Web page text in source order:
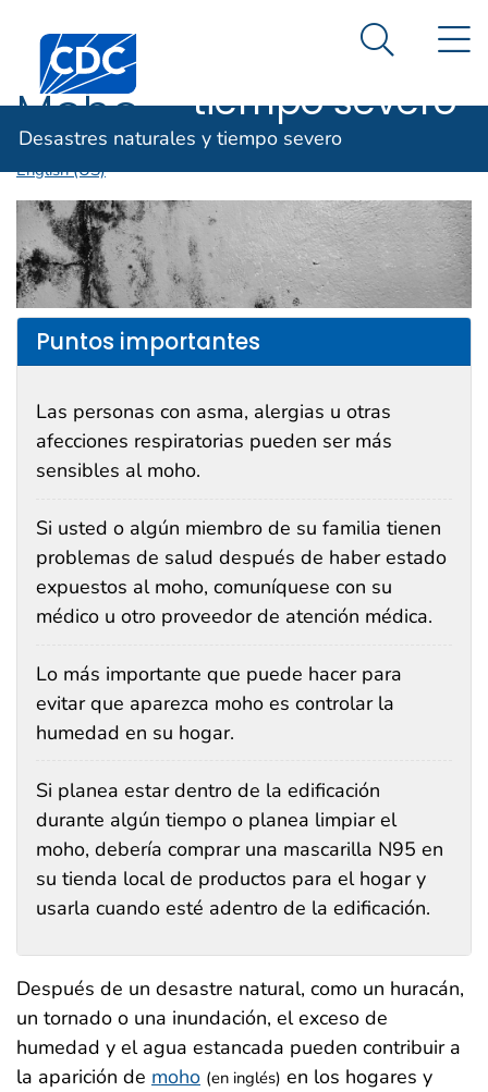
Así es como usted puede verificarlo
Centros para el Control y la Prevención de
Desastres
naturales y
tiempo severo
Search
Desastres naturales y tiempo severo
Moho
English (US)
Puntos importantes
Las personas con asma, alergias u otras
afecciones respiratorias pueden ser más
sensibles al moho.
Si usted o algún miembro de su familia tienen
problemas de salud después de haber estado
expuestos al moho, comuníquese con su
médico u otro proveedor de atención médica.
Lo más importante que puede hacer para
evitar que aparezca moho es controlar la
humedad en su hogar.
Si planea estar dentro de la edificación
durante algún tiempo o planea limpiar el
moho, debería comprar una mascarilla N95 en
su tienda local de productos para el hogar y
usarla cuando esté adentro de la edificación.
Después de un desastre natural, como un huracán,
un tornado o una inundación, el exceso de
humedad y el agua estancada pueden contribuir a
la aparición de moho (en inglés) en los hogares y